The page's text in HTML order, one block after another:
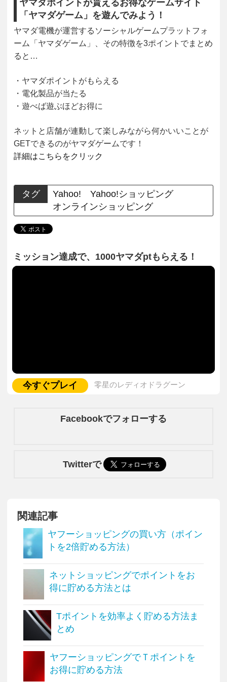
ヤマダポイントが貰えるお得なゲームサイト
「ヤマダゲーム」を遊んでみよう！
ヤマダ電機が運営するソーシャルゲームプラットフォ
ーム「ヤマダゲーム」、その特徴を3ポイントでまとめ
ると…
・ヤマダポイントがもらえる
・電化製品が当たる
・遊べば遊ぶほどお得に
ネットと店舗が連動して楽しみながら何かいいことが
GETできるのがヤマダゲームです！
詳細はこちらをクリック
タグ Yahoo!
Yahoo!ショッピング
オンラインショッピング
ミッション達成で、1000ヤマダptもらえる！
今すぐプレイ 零星のレディオドラグーン
Facebookでフォローする
Twitterで
関連記事
ヤフーショッピングの買い方（ポイン
トを2倍貯める方法）
ネットショッピングでポイントをお
得に貯める方法とは
Tポイントを効率よく貯める方法ま
とめ
ヤフーショッピングでＴポイントを
お得に貯める方法